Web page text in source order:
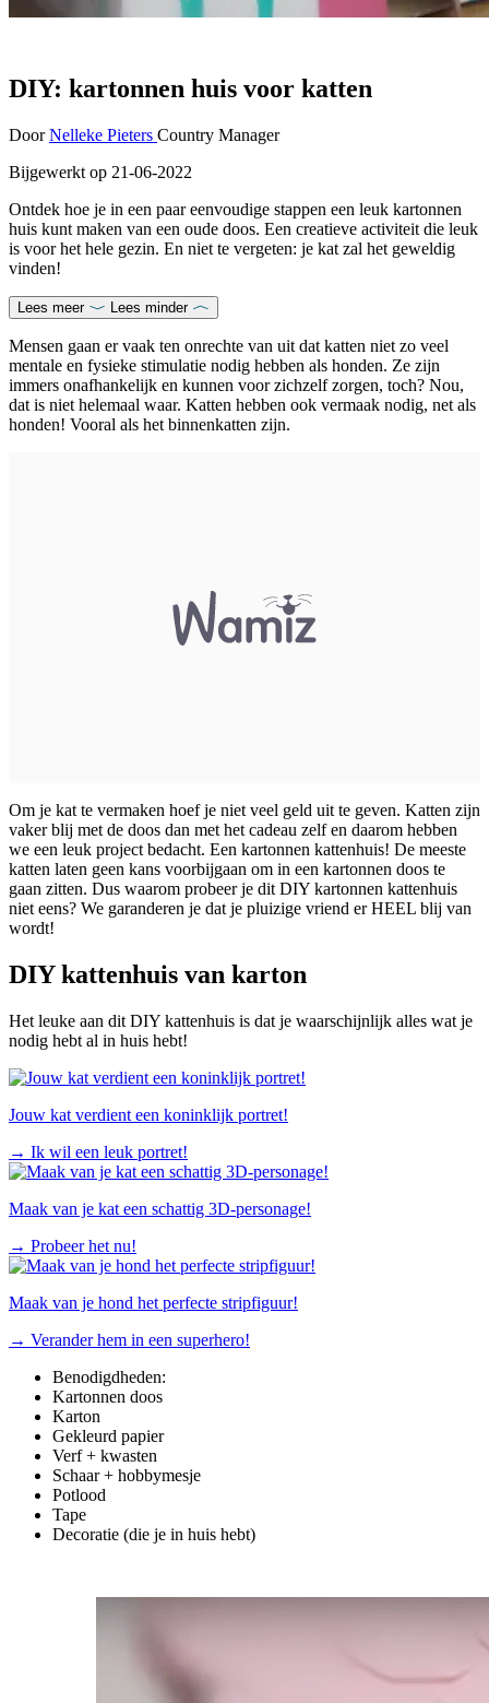
DIY: kartonnen huis voor katten
DoorNelleke Pieters Country Manager
Bijgewerkt op 21-06-2022
Ontdek hoe je in een paar eenvoudige stappen een leuk kartonnen
huis kunt maken van een oude doos. Een creatieve activiteit die leuk
is voor het hele gezin. En niet te vergeten: je kat zal het geweldig
vinden!
Lees meer Lees minder
Mensen gaan er vaak ten onrechte van uit dat katten niet zo veel
mentale en fysieke stimulatie nodig hebben als honden. Ze zijn
immers onafhankelijk en kunnen voor zichzelf zorgen, toch? Nou,
dat is niet helemaal waar. Katten hebben ook vermaak nodig, net als
honden! Vooral als het binnenkatten zijn.
Om je kat te vermaken hoef je niet veel geld uit te geven. Katten zijn
vaker blij met de doos dan met het cadeau zelf en daarom hebben
we een leuk project bedacht. Een kartonnen kattenhuis! De meeste
katten laten geen kans voorbijgaan om in een kartonnen doos te
gaan zitten. Dus waarom probeer je dit DIY kartonnen kattenhuis
niet eens? We garanderen je dat je pluizige vriend er HEEL blij van
wordt!
DIY kattenhuis van karton
Het leuke aan dit DIY kattenhuis is dat je waarschijnlijk alles wat je
nodig hebt al in huis hebt!
Jouw kat verdient een koninklijk portret!
→ Ik wil een leuk portret!
Maak van je kat een schattig 3D-personage!
→ Probeer het nu!
Maak van je hond het perfecte stripfiguur!
→ Verander hem in een superhero!
Benodigdheden:
Kartonnen doos
Karton
Gekleurd papier
Verf + kwasten
Schaar + hobbymesje
Potlood
Tape
Decoratie (die je in huis hebt)